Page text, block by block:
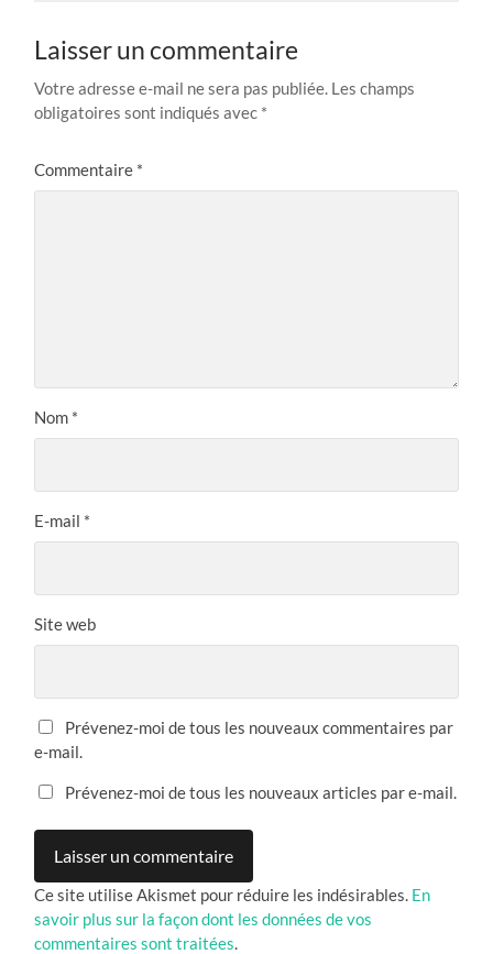
Laisser un commentaire
Votre adresse e-mail ne sera pas publiée. Les champs
obligatoires sont indiqués avec *
Commentaire *
Nom *
E-mail *
Site web
Prévenez-moi de tous les nouveaux commentaires par
e-mail.
Prévenez-moi de tous les nouveaux articles par e-mail.
Ce site utilise Akismet pour réduire les indésirables. En
savoir plus sur la façon dont les données de vos
commentaires sont traitées